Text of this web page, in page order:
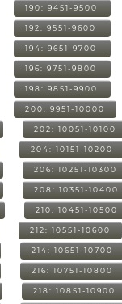
190: 9451-9500
192: 9551-9600
194: 9651-9700
196: 9751-9800
198: 9851-9900
200: 9951-10000
202: 10051-10100
204: 10151-10200
206: 10251-10300
208: 10351-10400
210: 10451-10500
212: 10551-10600
214: 10651-10700
216: 10751-10800
218: 10851-10900